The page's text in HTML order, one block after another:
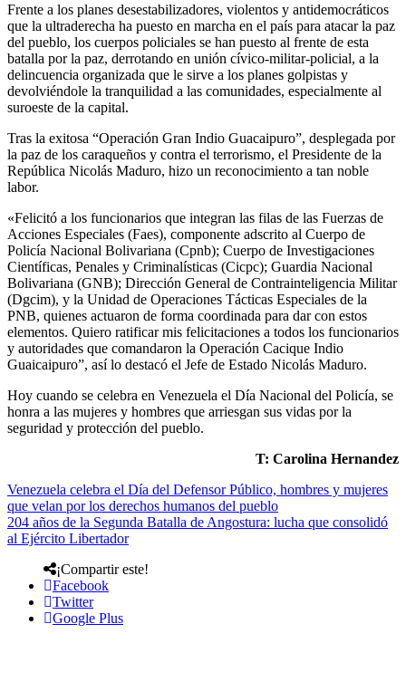
Frente a los planes desestabilizadores, violentos y antidemocráticos
que la ultraderecha ha puesto en marcha en el país para atacar la paz
del pueblo, los cuerpos policiales se han puesto al frente de esta
batalla por la paz, derrotando en unión cívico-militar-policial, a la
delincuencia organizada que le sirve a los planes golpistas y
devolviéndole la tranquilidad a las comunidades, especialmente al
suroeste de la capital.
Tras la exitosa “Operación Gran Indio Guacaipuro”, desplegada por
la paz de los caraqueños y contra el terrorismo, el Presidente de la
República Nicolás Maduro, hizo un reconocimiento a tan noble
labor.
«Felicitó a los funcionarios que integran las filas de las Fuerzas de
Acciones Especiales (Faes), componente adscrito al Cuerpo de
Policía Nacional Bolivariana (Cpnb); Cuerpo de Investigaciones
Científicas, Penales y Criminalísticas (Cicpc); Guardia Nacional
Bolivariana (GNB); Dirección General de Contrainteligencia Militar
(Dgcim), y la Unidad de Operaciones Tácticas Especiales de la
PNB, quienes actuaron de forma coordinada para dar con estos
elementos. Quiero ratificar mis felicitaciones a todos los funcionarios
y autoridades que comandaron la Operación Cacique Indio
Guaicaipuro”, así lo destacó el Jefe de Estado Nicolás Maduro.
Hoy cuando se celebra en Venezuela el Día Nacional del Policía, se
honra a las mujeres y hombres que arriesgan sus vidas por la
seguridad y protección del pueblo.
T: Carolina Hernandez
Venezuela celebra el Día del Defensor Público, hombres y mujeres
que velan por los derechos humanos del pueblo
204 años de la Segunda Batalla de Angostura: lucha que consolidó
al Ejército Libertador
¡Compartir este!
Facebook
Twitter
Google Plus